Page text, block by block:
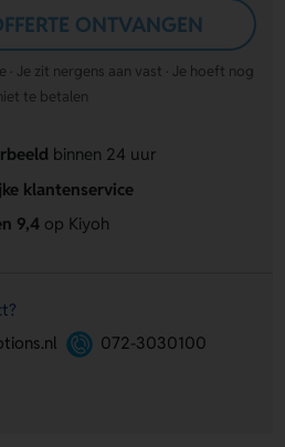
ONTVANGEN
Je zit nergens aan vast · Je hoeft nog
te betalen
binnen 24 uur
klantenservice
9,4op Kiyoh
072-3030100